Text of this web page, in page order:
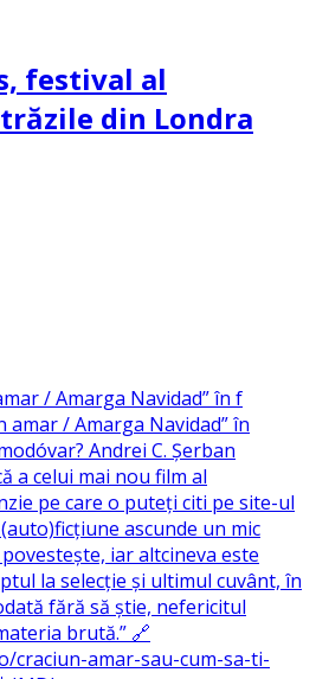
festival al
din Londra
/ Amarga Navidad” în f